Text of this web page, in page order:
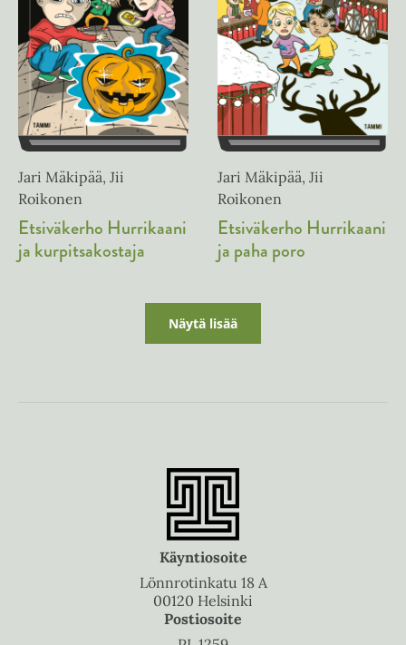
Jari Mäkipää, Jii
Roikonen
Etsiväkerho Hurrikaani
ja kurpitsakostaja
Jari Mäkipää, Jii
Roikonen
Etsiväkerho Hurrikaani
ja paha poro
Näytä lisää
Käyntiosoite
Lönnrotinkatu 18 A
00120 Helsinki
Postiosoite